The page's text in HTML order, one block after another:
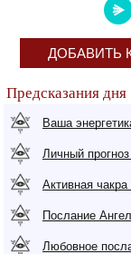
ДОБАВИТЬ
Предсказания дня
Ваша
Личный
Активная чакра
Послание
Любовное